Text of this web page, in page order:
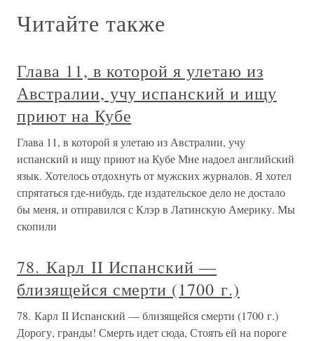
Читайте также
Глава 11, в которой я улетаю из
Австралии, учу испанский и ищу
приют на Кубе
Глава 11, в которой я улетаю из Австралии, учу
испанский и ищу приют на Кубе Мне надоел английский
язык. Хотелось отдохнуть от мужских журналов. Я хотел
спрятаться где-нибудь, где издательское дело не достало
бы меня, и отправился с Клэр в Латинскую Америку. Мы
скопили
78. Карл II Испанский —
близящейся смерти (1700 г.)
78. Карл II Испанский — близящейся смерти (1700 г.)
Дорогу, гранды! Смерть идет сюда, Стоять ей на пороге